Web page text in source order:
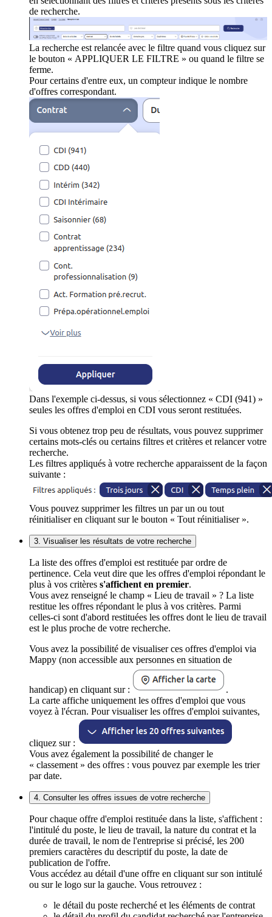
de recherche.
La recherche est relancée avec le filtre quand vous cliquez sur
le bouton « APPLIQUER LE FILTRE » ou quand le filtre se
ferme.
Pour certains d'entre eux, un compteur indique le nombre
d'offres correspondant.
Dans l'exemple ci-dessus, si vous sélectionnez « CDI (941) »
seules les offres d'emploi en CDI vous seront restituées.
Si vous obtenez trop peu de résultats, vous pouvez supprimer
certains mots-clés ou certains filtres et critères et relancer votre
recherche.
Les filtres appliqués à votre recherche apparaissent de la façon
suivante :
Vous pouvez supprimer les filtres un par un ou tout
réinitialiser en cliquant sur le bouton « Tout réinitialiser ».
3. Visualiser les résultats de votre recherche
La liste des offres d'emploi est restituée par ordre de
pertinence. Cela veut dire que les offres d'emploi répondant le
plus à vos critères s'affichent en premier.
Vous avez renseigné le champ « Lieu de travail » ? La liste
restitue les offres répondant le plus à vos critères. Parmi
celles-ci sont d'abord restituées les offres dont le lieu de travail
est le plus proche de votre recherche.
Vous avez la possibilité de visualiser ces offres d'emploi via
Mappy (non accessible aux personnes en situation de
handicap) en cliquant sur :
.
La carte affiche uniquement les offres d'emploi que vous
voyez à l'écran. Pour visualiser les offres d'emploi suivantes,
cliquez sur :
Vous avez également la possibilité de changer le
« classement » des offres : vous pouvez par exemple les trier
par date.
4. Consulter les offres issues de votre recherche
Pour chaque offre d'emploi restituée dans la liste, s'affichent :
l'intitulé du poste, le lieu de travail, la nature du contrat et la
durée de travail, le nom de l'entreprise si précisé, les 200
premiers caractères du descriptif du poste, la date de
publication de l'offre.
Vous accédez au détail d'une offre en cliquant sur son intitulé
ou sur le logo sur la gauche. Vous retrouvez :
le détail du poste recherché et les éléments de contrat